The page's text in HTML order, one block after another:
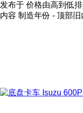
发布于 价格由高到低排
内容 制造年份 - 顶部旧